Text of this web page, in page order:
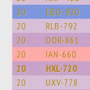
20 EBO-920
20 RLB-792
20 OOR-861
20 IAN-660
20 HXL-720
20 UXV-778